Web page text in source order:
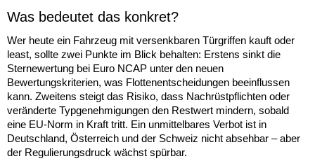
Was bedeutet das konkret?
Wer heute ein Fahrzeug mit versenkbaren Türgriffen kauft oder
least, sollte zwei Punkte im Blick behalten: Erstens sinkt die
Sternewertung bei Euro NCAP unter den neuen
Bewertungskriterien, was Flottenentscheidungen beeinflussen
kann. Zweitens steigt das Risiko, dass Nachrüstpflichten oder
veränderte Typgenehmigungen den Restwert mindern, sobald
eine EU-Norm in Kraft tritt. Ein unmittelbares Verbot ist in
Deutschland, Österreich und der Schweiz nicht absehbar – aber
der Regulierungsdruck wächst spürbar.